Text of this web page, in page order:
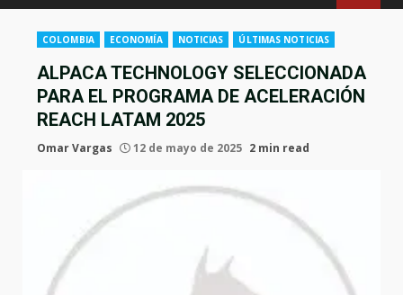
COLOMBIA ECONOMÍA NOTICIAS ÚLTIMAS NOTICIAS
ALPACA TECHNOLOGY SELECCIONADA
PARA EL PROGRAMA DE ACELERACIÓN
REACH LATAM 2025
Omar Vargas 12 de mayo de 2025 2 min read